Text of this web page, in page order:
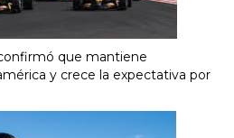
que mantiene
y crece la expectativa por